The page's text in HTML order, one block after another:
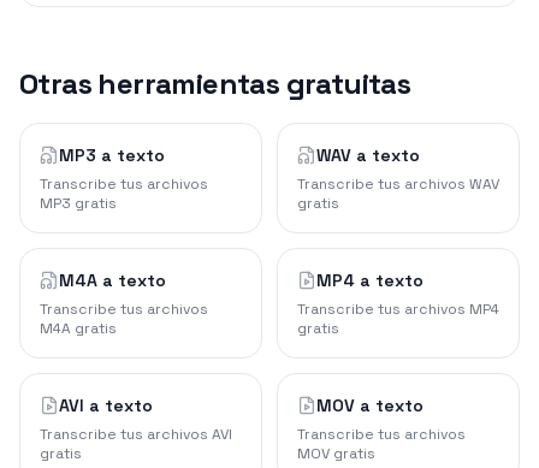
Otras herramientas gratuitas
MP3 a texto
Transcribe tus archivos
MP3 gratis
WAV a texto
Transcribe tus archivos WAV
gratis
M4A a texto
Transcribe tus archivos
M4A gratis
MP4 a texto
Transcribe tus archivos MP4
gratis
AVI a texto
Transcribe tus archivos AVI
gratis
MOV a texto
Transcribe tus archivos
MOV gratis